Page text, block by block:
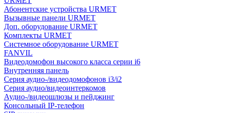
Абонентские устройства URMET
Вызывные панели URMET
Доп. оборудование URMET
Комплекты URMET
Системное оборудование URMET
FANVIL
Видеодомофон высокого класса серии i6
Внутренняя панель
Серия аудио-/видеодомофонов i3/i2
Серия аудио/видеоинтеркомов
Аудио-/видеошлюзы и пейджинг
Консольный IP-телефон